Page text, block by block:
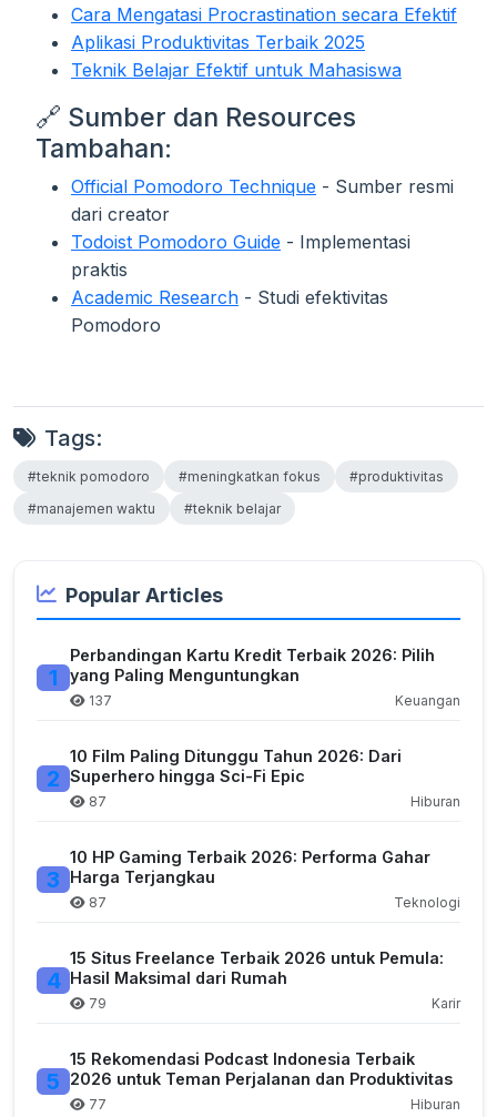
Cara Mengatasi Procrastination secara Efektif
Aplikasi Produktivitas Terbaik 2025
Teknik Belajar Efektif untuk Mahasiswa
🔗 Sumber dan Resources
Tambahan:
Official Pomodoro Technique - Sumber resmi
dari creator
Todoist Pomodoro Guide - Implementasi
praktis
Academic Research - Studi efektivitas
Pomodoro
Tags:
#teknik pomodoro #meningkatkan fokus
#produktivitas
#manajemen waktu
#teknik belajar
Popular Articles
1
Perbandingan Kartu Kredit Terbaik 2026: Pilih
yang Paling Menguntungkan
137 Keuangan
2
10 Film Paling Ditunggu Tahun 2026: Dari
Superhero hingga Sci-Fi Epic
87 Hiburan
3
10 HP Gaming Terbaik 2026: Performa Gahar
Harga Terjangkau
87 Teknologi
4
15 Situs Freelance Terbaik 2026 untuk Pemula:
Hasil Maksimal dari Rumah
79 Karir
5
15 Rekomendasi Podcast Indonesia Terbaik
2026 untuk Teman Perjalanan dan Produktivitas
77 Hiburan